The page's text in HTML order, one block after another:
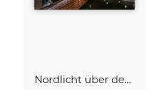
Nordlicht über der Metropole Berlin